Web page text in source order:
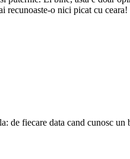
recunoaste-o nici picat cu ceara!
de fiecare data cand cunosc